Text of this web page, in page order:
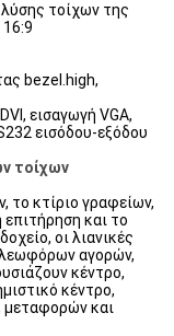
τοίχων της
bezel.high,
εισαγωγή VGA,
εισόδου-εξόδου
τοίχων
το κτίριο γραφείων,
και το
οι λιανικές
λεωφόρων αγορών,
κέντρο,
κέντρο,
μεταφορών και